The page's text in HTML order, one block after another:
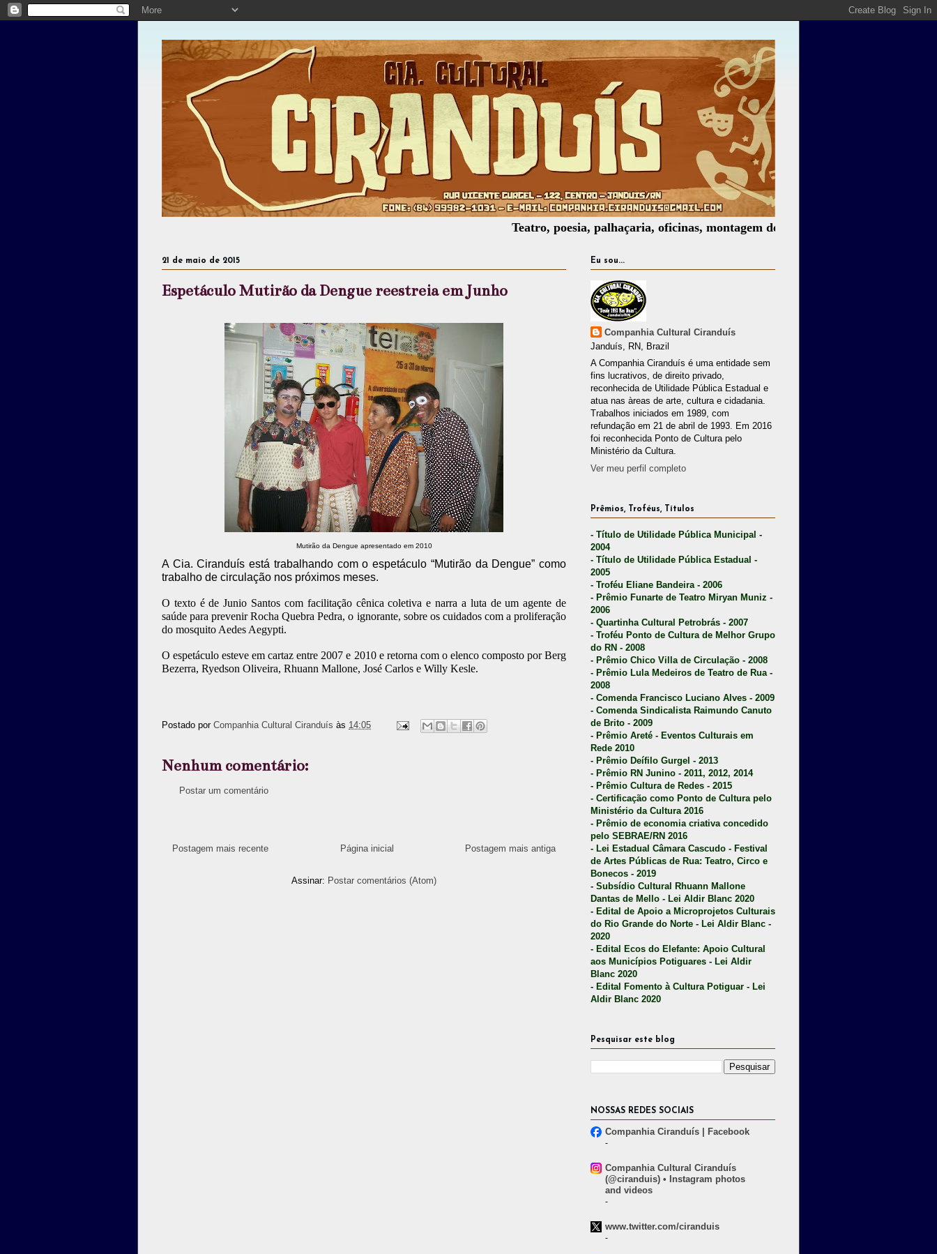
Teatro, poesia, palhaçaria, oficinas, montagem de espetáculos, assessoria cultural,
21 de maio de 2015
Espetáculo Mutirão da Dengue reestreia em Junho
Mutirão da Dengue apresentado em 2010
A Cia. Ciranduís está trabalhando com o espetáculo “Mutirão da Dengue” como
trabalho de circulação nos próximos meses.
O texto é de Junio Santos com facilitação cênica coletiva e narra a luta de um agente de
saúde para prevenir Rocha Quebra Pedra, o ignorante, sobre os cuidados com a proliferação
do mosquito Aedes Aegypti.
O espetáculo esteve em cartaz entre 2007 e 2010 e retorna com o elenco composto por Berg
Bezerra, Ryedson Oliveira, Rhuann Mallone, José Carlos e Willy Kesle.
Postado por Companhia Cultural Ciranduís às 14:05
Nenhum comentário:
Postar um comentário
Postagem mais recente Postagem mais antiga
Página inicial
Assinar: Postar comentários (Atom)
Eu sou...
Companhia Cultural Ciranduís
Janduís, RN, Brazil
A Companhia Ciranduís é uma entidade sem
fins lucrativos, de direito privado,
reconhecida de Utilidade Pública Estadual e
atua nas àreas de arte, cultura e cidadania.
Trabalhos iniciados em 1989, com
refundação em 21 de abril de 1993. Em 2016
foi reconhecida Ponto de Cultura pelo
Ministério da Cultura.
Ver meu perfil completo
Prêmios, Troféus, Títulos
- Título de Utilidade Pública Municipal -
2004
- Título de Utilidade Pública Estadual -
2005
- Troféu Eliane Bandeira - 2006
- Prêmio Funarte de Teatro Miryan Muniz -
2006
- Quartinha Cultural Petrobrás - 2007
- Troféu Ponto de Cultura de Melhor Grupo
do RN - 2008
- Prêmio Chico Villa de Circulação - 2008
- Prêmio Lula Medeiros de Teatro de Rua -
2008
- Comenda Francisco Luciano Alves - 2009
- Comenda Sindicalista Raimundo Canuto
de Brito - 2009
- Prêmio Areté - Eventos Culturais em
Rede 2010
- Prêmio Deífilo Gurgel - 2013
- Prêmio RN Junino - 2011, 2012, 2014
- Prêmio Cultura de Redes - 2015
- Certificação como Ponto de Cultura pelo
Ministério da Cultura 2016
- Prêmio de economia criativa concedido
pelo SEBRAE/RN 2016
- Lei Estadual Câmara Cascudo - Festival
de Artes Públicas de Rua: Teatro, Circo e
Bonecos - 2019
- Subsídio Cultural Rhuann Mallone
Dantas de Mello - Lei Aldir Blanc 2020
- Edital de Apoio a Microprojetos Culturais
do Rio Grande do Norte - Lei Aldir Blanc -
2020
- Edital Ecos do Elefante: Apoio Cultural
aos Municípios Potiguares - Lei Aldir
Blanc 2020
- Edital Fomento à Cultura Potiguar - Lei
Aldir Blanc 2020
Pesquisar este blog
NOSSAS REDES SOCIAIS
Companhia Ciranduís | Facebook
-
Companhia Cultural Ciranduís
(@ciranduis) • Instagram photos
and videos
-
www.twitter.com/ciranduis
-